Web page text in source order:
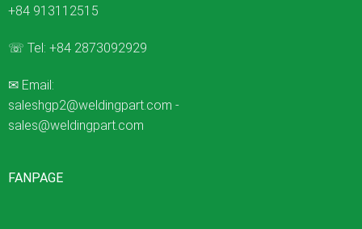
+84 913112515
☏ Tel: +84 2873092929
✉ Email:
saleshgp2@weldingpart.com -
sales@weldingpart.com
FANPAGE